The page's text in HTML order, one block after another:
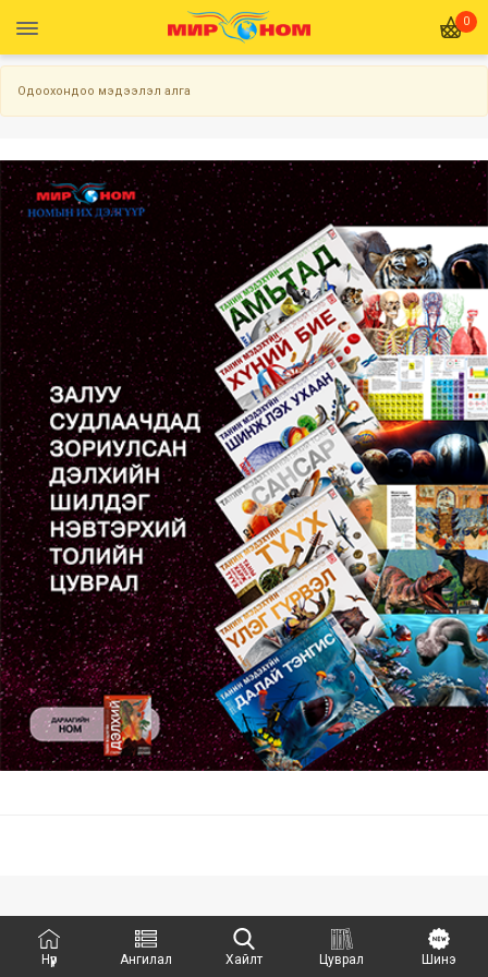
Нүүр Ангилал Хайлт Цуврал Шинэ
0
Одоохондоо мэдээлэл алга